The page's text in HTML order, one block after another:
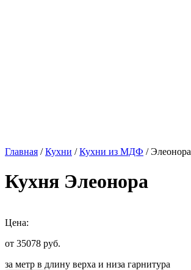
Главная /Кухни /Кухни из МДФ / Элеонора
Кухня Элеонора
Цена:
от 35078 руб.
за метр в длину верха и низа гарнитура